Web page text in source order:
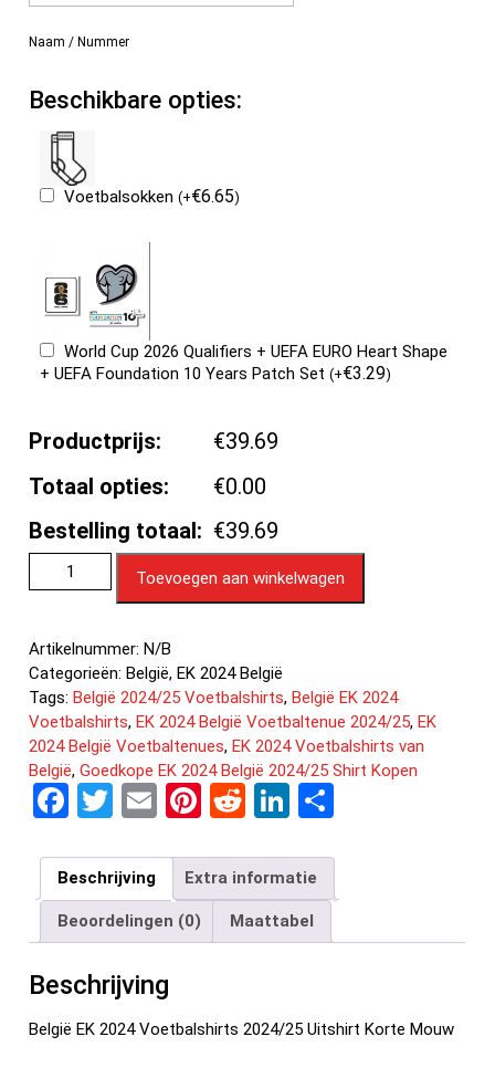
Naam / Nummer
Beschikbare opties:
Voetbalsokken(+€6.65)
World Cup 2026 Qualifiers + UEFA EURO Heart Shape
+ UEFA Foundation 10 Years Patch Set(+€3.29)
Productprijs:
€39.69
Totaal opties:
€0.00
Bestelling totaal: €39.69
Toevoegen aan winkelwagen
Artikelnummer:N/B
Categorieën:België,EK 2024 België
Tags:België 2024/25 Voetbalshirts,België EK 2024
Voetbalshirts,EK 2024 België Voetbaltenue 2024/25,EK
2024 België Voetbaltenues,EK 2024 Voetbalshirts van
België,Goedkope EK 2024 België 2024/25 Shirt Kopen
F
ce
b
o
o
k
T
tt
er
E
ail
Pi
er
es
t
R
d
di
t
Li
ke
dI
n
e
n
Beschrijving Extra informatie
Beoordelingen (0) Maattabel
Beschrijving
België EK 2024 Voetbalshirts 2024/25 Uitshirt Korte Mouw